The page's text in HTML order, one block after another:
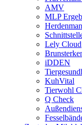
AMV
MLP
Lely Cloud
iDDEN
KuhVital
Tierwohl
Q Check